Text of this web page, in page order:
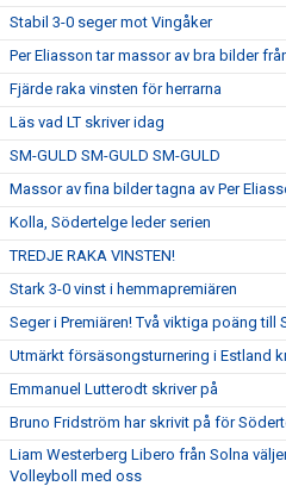
Stabil 3-0 seger mot Vingåker
Per Eliasson tar massor av bra bilder
Fjärde raka vinsten för herrarna
Läs vad LT skriver idag
SM-GULD SM-GULD SM-GULD
Massor av fina bilder tagna av Per
Kolla, Södertelge leder serien
TREDJE RAKA VINSTEN!
Stark 3-0 vinst i hemmapremiären
Seger i Premiären! Två viktiga poäng till
Utmärkt försäsongsturnering i Estland
Emmanuel Lutterodt skriver på
Bruno Fridström har skrivit på för
Liam Westerberg Libero från Solna
Volleyboll med oss